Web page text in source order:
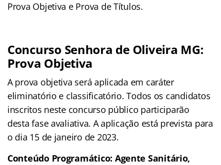
Prova Objetiva e Prova de Títulos.
Concurso Senhora de Oliveira MG:
Prova Objetiva
A prova objetiva será aplicada em caráter
eliminatório e classificatório. Todos os candidatos
inscritos neste concurso público participarão
desta fase avaliativa. A aplicação está prevista para
o dia 15 de janeiro de 2023.
Conteúdo Programático: Agente Sanitário,